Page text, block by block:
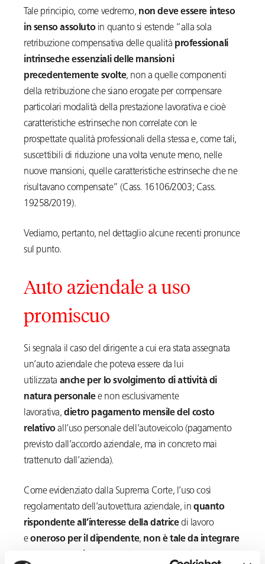
Tale principio, come vedremo, non deve essere inteso
in senso assolutoin quanto si estende “alla sola
retribuzione compensativa delle qualità professionali
intrinseche essenziali delle mansioni
precedentemente svolte, non a quelle componenti
della retribuzione che siano erogate per compensare
particolari modalità della prestazione lavorativa e cioè
caratteristiche estrinseche non correlate con le
prospettate qualità professionali della stessa e, come tali,
suscettibili di riduzione una volta venute meno, nelle
nuove mansioni, quelle caratteristiche estrinseche che ne
risultavano compensate” (Cass. 16106/2003; Cass.
19258/2019).
Vediamo, pertanto, nel dettaglio alcune recenti pronunce
sul punto.
Auto aziendale a uso
promiscuo
Si segnala il caso del dirigente a cui era stata assegnata
un’auto aziendale che poteva essere da lui
utilizzata anche per lo svolgimento di attività di
natura personalee non esclusivamente
lavorativa,dietro pagamento mensile del costo
relativoall’uso personale dell’autoveicolo (pagamento
previsto dall’accordo aziendale, ma in concreto mai
trattenuto dall’azienda).
Come evidenziato dalla Suprema Corte, l’uso così
regolamentato dell’autovettura aziendale, inquanto
rispondente all’interesse della datricedi lavoro
eoneroso per il dipendente, non è tale da integrare